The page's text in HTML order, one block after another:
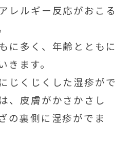
レルギー反応がおこる
に多く、年齢とともに
きます。
じくじくした湿疹がで
、皮膚がかさかさし
の裏側に湿疹がでま